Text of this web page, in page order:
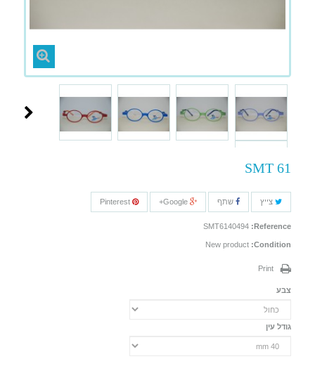
SMT 61
צייץ שתף
Reference:
SMT6140494
Condition:
New product
Print
צבע
גודל עין